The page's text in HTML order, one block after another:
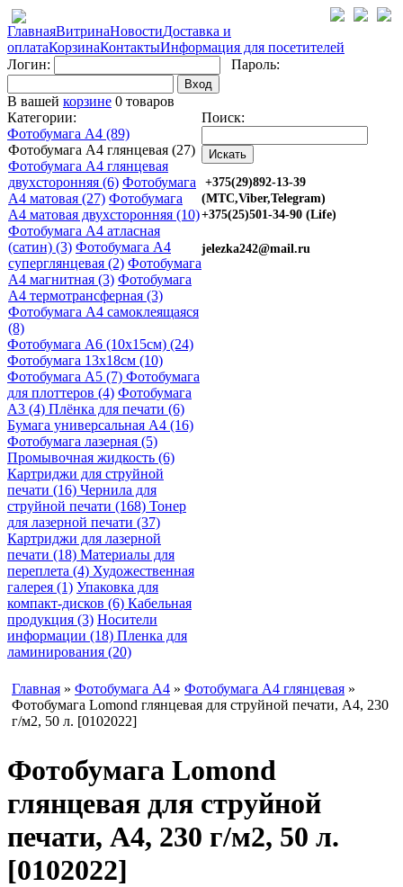
ГлавнаяВитринаНовостиДоставка и
оплатаКорзинаКонтактыИнформация для посетителей
Логин:
Пароль:
Вход
В вашей корзине 0 товаров
Категории:
Фотобумага A4 (89)
Фотобумага A4 глянцевая (27)
Фотобумага A4 глянцевая
двухсторонняя (6) Фотобумага
A4 матовая (27) Фотобумага
A4 матовая двухсторонняя (10)
Фотобумага A4 атласная
(сатин) (3) Фотобумага A4
суперглянцевая (2) Фотобумага
A4 магнитная (3) Фотобумага
A4 термотрансферная (3)
Фотобумага A4 самоклеящаяся
(8)
Фотобумага A6 (10х15см) (24)
Фотобумага 13х18см (10)
Фотобумага A5 (7) Фотобумага
для плоттеров (4) Фотобумага
A3 (4) Плёнка для печати (6)
Бумага универсальная A4 (16)
Фотобумага лазерная (5)
Промывочная жидкость (6)
Картриджи для струйной
печати (16) Чернила для
струйной печати (168) Тонер
для лазерной печати (37)
Картриджи для лазерной
печати (18) Материалы для
переплета (4) Художественная
галерея (1) Упаковка для
компакт-дисков (6) Кабельная
продукция (3) Носители
информации (18) Пленка для
ламинирования (20)
Поиск:
+375(29)892-13-39
(МТС,Viber,Telegram)
+375(25)501-34-90 (Life)
jelezka242@mail.ru
Главная » Фотобумага A4 » Фотобумага A4 глянцевая »
Фотобумага Lomond глянцевая для струйной печати, A4, 230
г/м2, 50 л. [0102022]
Фотобумага Lomond
глянцевая для струйной
печати, A4, 230 г/м2, 50 л.
[0102022]